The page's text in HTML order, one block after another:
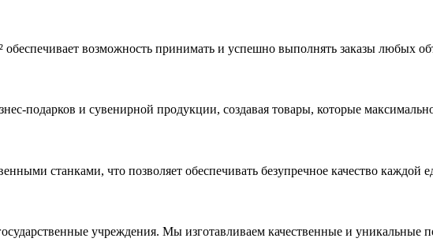
возможность принимать и успешно выполнять заказы любых
подарков и сувенирной продукции, создавая товары, которые
станками, что позволяет обеспечивать безупречное качество
учреждения. Мы изготавливаем качественные и уникальные